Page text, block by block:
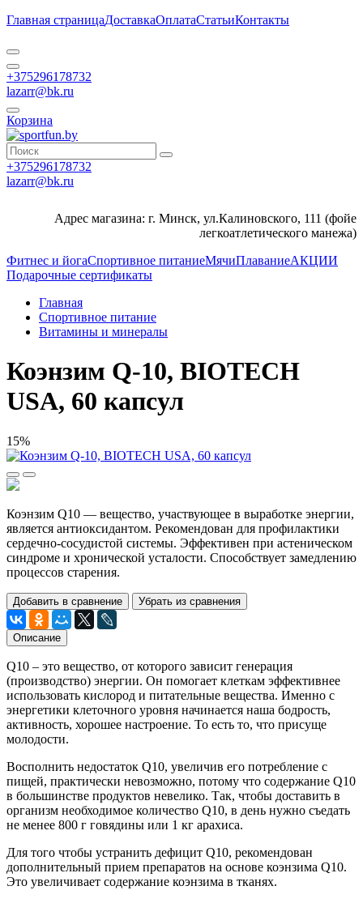
Главная страницаДоставкаОплатаСтатьиКонтакты
+375296178732
lazarr@bk.ru
Корзина
+375296178732
lazarr@bk.ru
Адрес магазина: г. Минск, ул.Калиновского, 111 (фойе
легкоатлетического манежа)
Фитнес и йогаСпортивное питаниеМячиПлаваниеАКЦИИ
Подарочные сертификаты
Главная
Спортивное питание
Витамины и минералы
Коэнзим Q-10, BIOTECH
USA, 60 капсул
15%
Коэнзим Q10 — вещество, участвующее в выработке энергии,
является антиоксидантом. Рекомендован для профилактики
сердечно-сосудистой системы. Эффективен при астеническом
синдроме и хронической усталости. Способствует замедлению
процессов старения.
Добавить в сравнение Убрать из сравнения
Описание
Q10 – это вещество, от которого зависит генерация
(производство) энергии. Он помогает клеткам эффективнее
использовать кислород и питательные вещества. Именно с
энергетики клеточного уровня начинается наша бодрость,
активность, хорошее настроение. То есть то, что присуще
молодости.
Восполнить недостаток Q10, увеличив его потребление с
пищей, практически невозможно, потому что содержание Q10
в большинстве продуктов невелико. Так, чтобы доставить в
организм необходимое количество Q10, в день нужно съедать
не менее 800 г говядины или 1 кг арахиса.
Для того чтобы устранить дефицит Q10, рекомендован
дополнительный прием препаратов на основе коэнзима Q10.
Это увеличивает содержание коэнзима в тканях.